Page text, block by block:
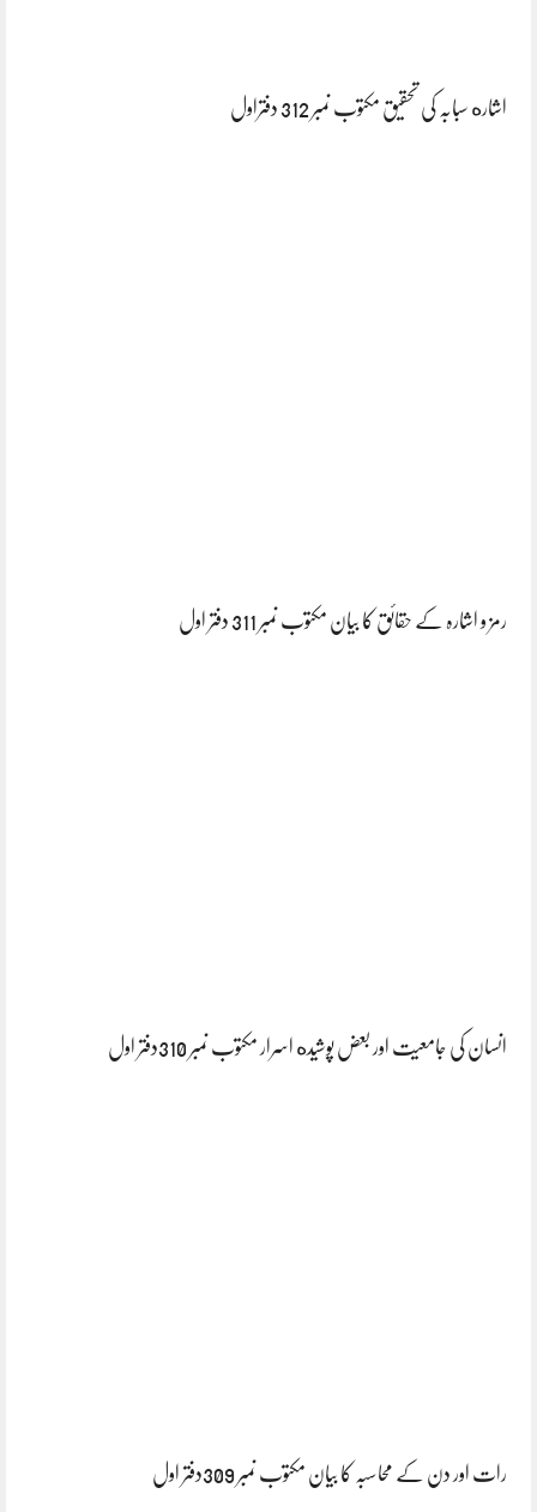
اشاره سبابہ کی تحقیق مکتوب نمبر 312 دفتراول
رمز و اشارہ کے حقائق کا بیان مکتوب نمبر 311 دفتر اول
انسان کی جامعیت اور بعض پوشیده اسرار مکتوب نمبر 310دفتر اول
رات اور دن کے محاسبہ کا بیان مکتوب نمبر 309دفتر اول